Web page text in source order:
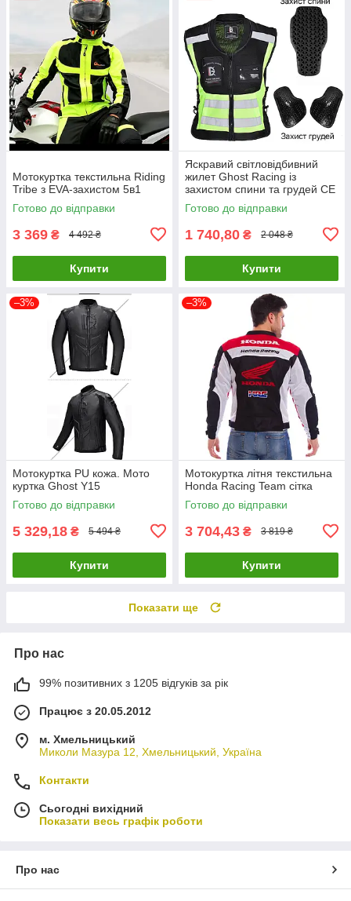
Мотокуртка текстильна Riding
Tribe з EVA-захистом 5в1
Готово до відправки
3 369 ₴ 4 492 ₴
Купити
Яскравий світловідбивний
жилет Ghost Racing із
захистом спини та грудей CE
Готово до відправки
1 740,80 ₴ 2 048 ₴
Купити
–3%
Мотокуртка PU кожа. Мото
куртка Ghost Y15
Готово до відправки
5 329,18 ₴ 5 494 ₴
Купити
–3%
Мотокуртка літня текстильна
Honda Racing Team сітка
Готово до відправки
3 704,43 ₴ 3 819 ₴
Купити
Показати ще
Про нас
99% позитивних з 1205 відгуків за рік
Працює з 20.05.2012
м. Хмельницький
Миколи Мазура 12, Хмельницький, Україна
Контакти
Сьогодні вихідний
Показати весь графік роботи
Про нас